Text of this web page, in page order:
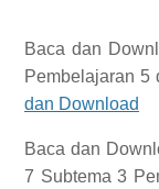
Baca dan
Pembelajaran 5
dan Download
Baca dan
7 Subtema 3